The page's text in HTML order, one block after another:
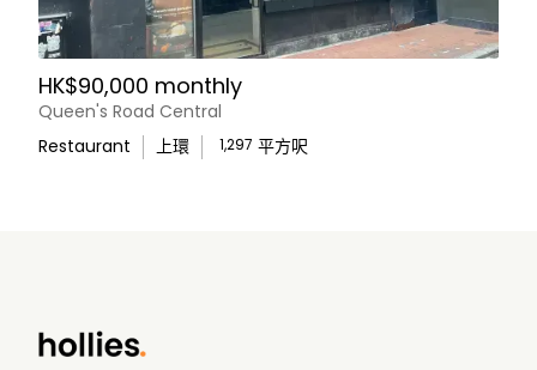
HK$90,000 monthly
Queen's Road Central
Restaurant
上環 1,297 平方呎